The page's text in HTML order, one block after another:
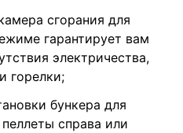
сгорания для
гарантирует вам
электричества,
горелки;
бункера для
справа или